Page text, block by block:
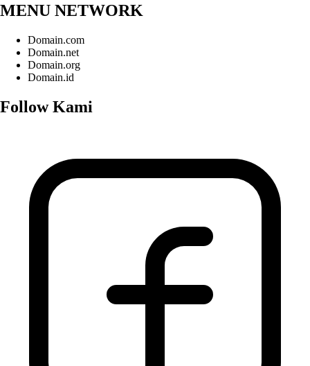
MENU NETWORK
Domain.com
Domain.net
Domain.org
Domain.id
Follow Kami